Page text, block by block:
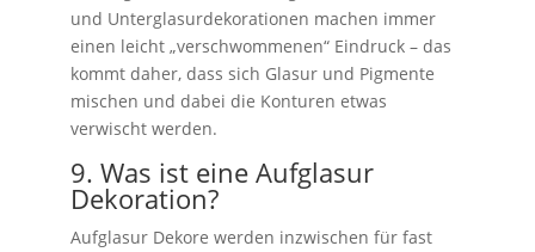
und Unterglasurdekorationen machen immer
einen leicht „verschwommenen“ Eindruck – das
kommt daher, dass sich Glasur und Pigmente
mischen und dabei die Konturen etwas
verwischt werden.
9. Was ist eine Aufglasur
Dekoration?
Aufglasur Dekore werden inzwischen für fast